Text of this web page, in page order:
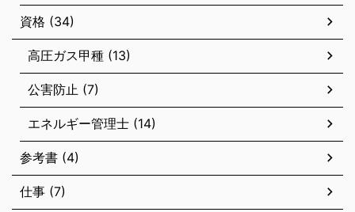
資格 (34)
高圧ガス甲種 (13)
公害防止 (7)
エネルギー管理士 (14)
参考書 (4)
仕事 (7)